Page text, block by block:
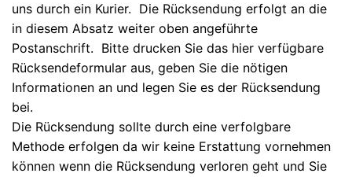
uns durch ein Kurier. Die Rücksendung erfolgt an die
in diesem Absatz weiter oben angeführte
Postanschrift. Bitte drucken Sie das hier verfügbare
Rücksendeformular aus, geben Sie die nötigen
Informationen an und legen Sie es der Rücksendung
bei.
Die Rücksendung sollte durch eine verfolgbare
Methode erfolgen da wir keine Erstattung vornehmen
können wenn die Rücksendung verloren geht und Sie